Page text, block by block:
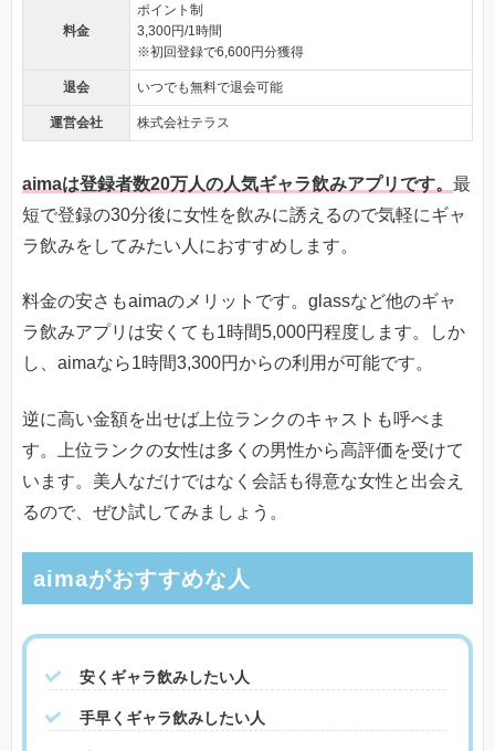
料金
ポイント制
3,300円/1時間
※初回登録で6,600円分獲得
退会 いつでも無料で退会可能
運営会社 株式会社テラス
aimaは登録者数20万人の人気ギャラ飲みアプリです。 最
短で登録の30分後に女性を飲みに誘えるので気軽にギャ
ラ飲みをしてみたい人におすすめします。
料金の安さもaimaのメリットです。glassなど他のギャ
ラ飲みアプリは安くても1時間5,000円程度します。しか
し、aimaなら1時間3,300円からの利用が可能です。
逆に高い金額を出せば上位ランクのキャストも呼べま
す。上位ランクの女性は多くの男性から高評価を受けて
います。美人なだけではなく会話も得意な女性と出会え
るので、ぜひ試してみましょう。
aimaがおすすめな人
安くギャラ飲みしたい人
手早くギャラ飲みしたい人